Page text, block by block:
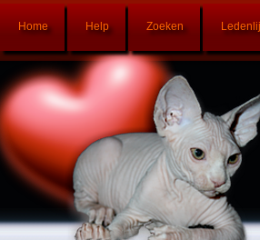
Home Help Zoeken